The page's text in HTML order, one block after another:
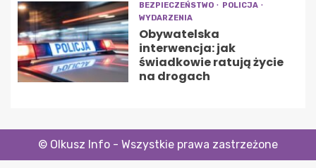
BEZPIECZEŃSTWO
POLICJA
WYDARZENIA
Obywatelska
interwencja: jak
świadkowie ratują życie
na drogach
© Olkusz Info - Wszystkie prawa zastrzeżone